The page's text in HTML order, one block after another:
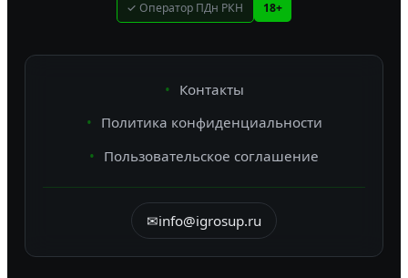
✓ Оператор ПДн РКН 18+
Контакты
Политика конфиденциальности
Пользовательское соглашение
✉info@igrosup.ru